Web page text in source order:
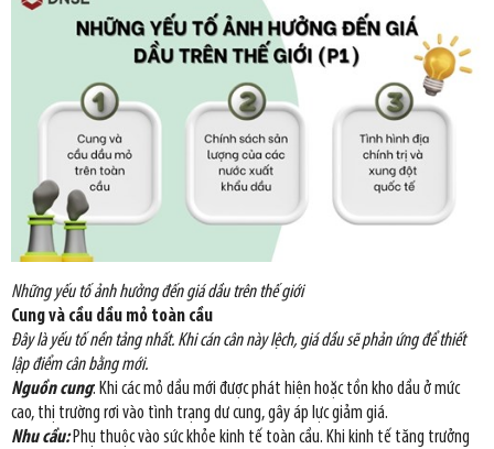
Những yếu tố ảnh hưởng đến giá dầu trên thế giới
Cung và cầu dầu mỏ toàn cầu
Đây là yếu tố nền tảng nhất. Khi cán cân này lệch, giá dầu sẽ phản ứng để thiết
lập điểm cân bằng mới.
Nguồn cung: Khi các mỏ dầu mới được phát hiện hoặc tồn kho dầu ở mức
cao, thị trường rơi vào tình trạng dư cung, gây áp lực giảm giá.
Nhu cầu:Phụ thuộc vào sức khỏe kinh tế toàn cầu. Khi kinh tế tăng trưởng